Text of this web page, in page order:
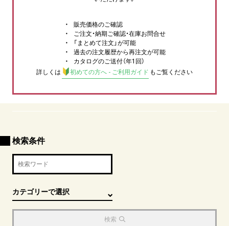
販売価格のご確認
ご注文・納期ご確認・在庫お問合せ
「まとめて注文」が可能
過去の注文履歴から再注文が可能
カタログのご送付（年1回）
詳しくは
初めての方へ - ご利用ガイド もご覧ください
検索条件
検索